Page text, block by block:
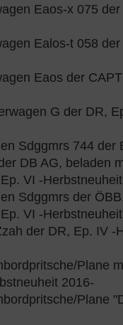
Eaos-x 075
Ealos-t 058
Eaos der
G der DR,
Sdggmrs 744 der
DB AG, beladen
Ep. VI -
Sdggmrs der
Ep. VI -
der DR, Ep. IV -
Plane
Plane